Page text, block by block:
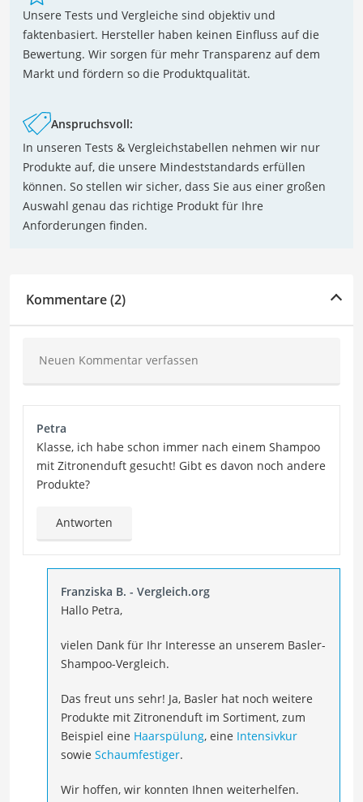
Unsere Tests und Vergleiche sind objektiv und
faktenbasiert. Hersteller haben keinen Einfluss auf die
Bewertung. Wir sorgen für mehr Transparenz auf dem
Markt und fördern so die Produktqualität.
Anspruchsvoll:
In unseren Tests & Vergleichstabellen nehmen wir nur
Produkte auf, die unsere Mindeststandards erfüllen
können. So stellen wir sicher, dass Sie aus einer großen
Auswahl genau das richtige Produkt für Ihre
Anforderungen finden.
Kommentare (2)
Neuen Kommentar verfassen
Petra
Klasse, ich habe schon immer nach einem Shampoo
mit Zitronenduft gesucht! Gibt es davon noch andere
Produkte?
Antworten
Franziska B. - Vergleich.org
Hallo Petra,
vielen Dank für Ihr Interesse an unserem Basler-
Shampoo-Vergleich.
Das freut uns sehr! Ja, Basler hat noch weitere
Produkte mit Zitronenduft im Sortiment, zum
Beispiel eine Haarspülung, eine Intensivkur
sowie Schaumfestiger.
Wir hoffen, wir konnten Ihnen weiterhelfen.